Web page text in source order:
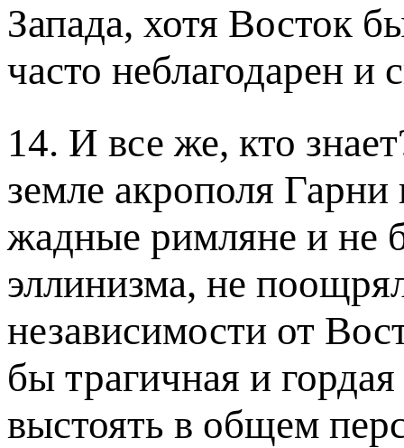
Запада, хотя Восток
часто неблагодарен и
14. И все же, кто
земле акрополя
жадные римляне и не
эллинизма, не
независимости от
бы трагичная и
выстоять в общем